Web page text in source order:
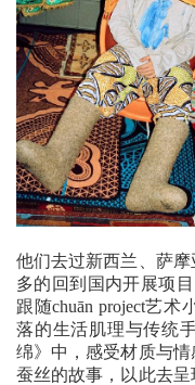
他们去过新西兰、萨
多的回到国内开展项
跟随chuān project艺
落的生活肌理与传统
绵》中，感受材质与
蚕丝的故事，以此去